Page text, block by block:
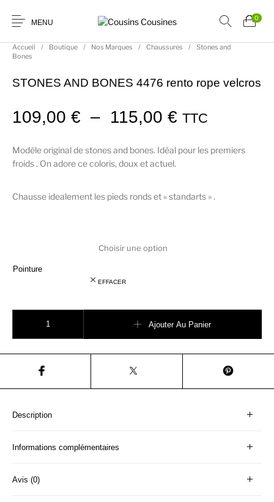
MENU
0
Nouveautés Promotions Chaussures Vêtements Filles
Vêtements Garçons Accessoires Cadeaux
Accueil / Boutique / Nos Marques / Chaussures /
Stones and
Bones
STONES AND BONES 4476 rento rope velcros
109,00€ – 115,00€ Plage de
TTC
Modéle original de stones and bones. Idéal pour les premiers
froids . On adore ce coloris, doux et actuel.
Chausse idealement les pieds ronds et « standarts » .
Pointure
EFFACER
Ajouter Au Panier
Description
Informations complémentaires
Avis (0)